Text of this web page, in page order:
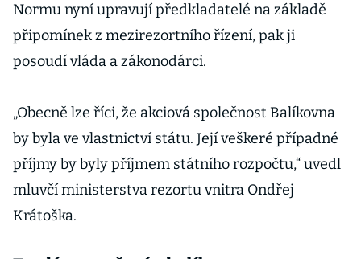
Normu nyní upravují předkladatelé na základě
připomínek z mezirezortního řízení, pak ji
posoudí vláda a zákonodárci.
„Obecně lze říci, že akciová společnost Balíkovna
by byla ve vlastnictví státu. Její veškeré případné
příjmy by byly příjmem státního rozpočtu,“ uvedl
mluvčí ministerstva rezortu vnitra Ondřej
Krátoška.